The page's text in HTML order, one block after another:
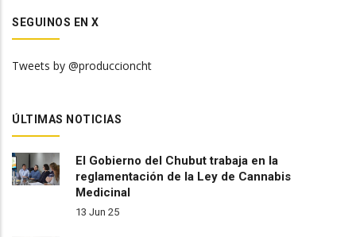
SEGUINOS EN X
Tweets by @produccioncht
ÚLTIMAS NOTICIAS
El Gobierno del Chubut trabaja en la
reglamentación de la Ley de Cannabis
Medicinal
13 Jun 25